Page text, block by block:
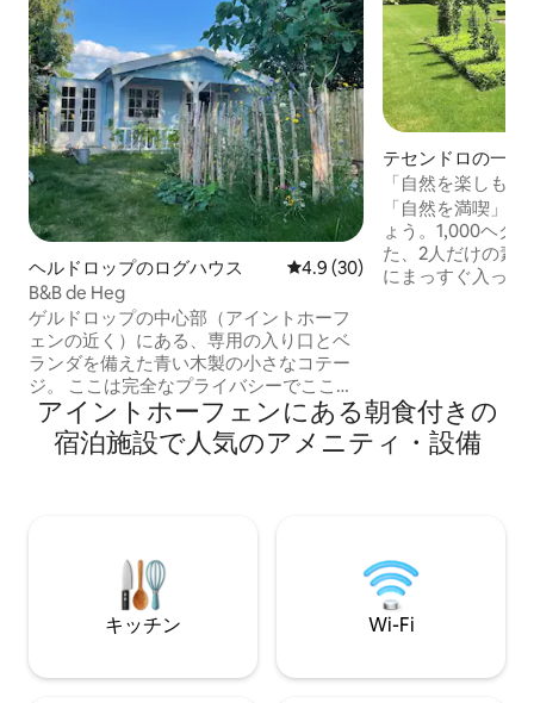
ヘルドロップのログハウス レビュー30件、5つ星中4.9つ
4.9 (30)
B&B de Heg
ゲルドロップの中心部（アイントホーフ
ェンの近く）にある、専用の入り口とベ
ランダを備えた青い木製の小さなコテー
ジ。 ここは完全なプライバシーでここを
楽しんだり、徒歩でエリアを探索したり
（ Strabrechtse Heideを含む）を探索し
たり、居心地の良いブルゴーニュブラバ
独立した寝室とベッドステー、Wi - Fi、エ
アコン、冷蔵庫、お茶、コーヒー、テレ
ビ、Netflix、ソファ、テーブル、朝食が
あります！ 美味しいのは、あなたが私た
テセンドロの一軒
「自然を楽しもう
「自然を満喫」
ょう。1,000ヘク
た、2人だけの素
にまっすぐ入って
ように美しい町を
の後は、キッチ
Wi-Fiなどを備え
アイントホーフェンにある朝食付きの
宿泊施設で人気のアメニティ・設備
キッチン Wi-Fi